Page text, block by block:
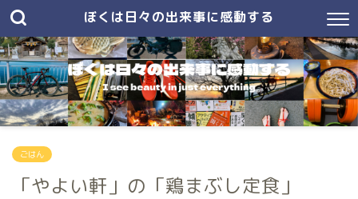
ぼくは日々の出来事に感動する
ごはん
「やよい軒」の「鶏まぶし定食」